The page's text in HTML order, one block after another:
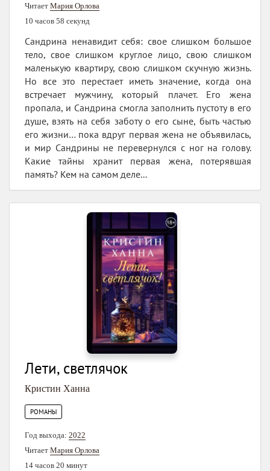
Читает Мария Орлова
10 часов 58 секунд
Сандрина ненавидит себя: свое слишком большое
тело, свое слишком круглое лицо, свою слишком
маленькую квартиру, свою слишком скучную жизнь.
Но все это перестает иметь значение, когда она
встречает мужчину, который плачет. Его жена
пропала, и Сандрина смогла заполнить пустоту в его
душе, взять на себя заботу о его сыне, быть частью
его жизни… пока вдруг первая жена не объявилась,
и мир Сандрины не перевернулся с ног на голову.
Какие тайны хранит первая жена, потерявшая
память? Кем на самом деле...
Лети, светлячок
Кристин Ханна
РОМАНЫ
Год выхода: 2022
Читает Мария Орлова
14 часов 20 минут